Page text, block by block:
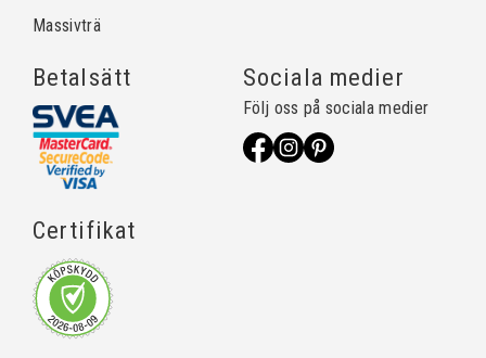
Massivträ
Betalsätt
Certifikat
Sociala medier
Följ oss på sociala medier